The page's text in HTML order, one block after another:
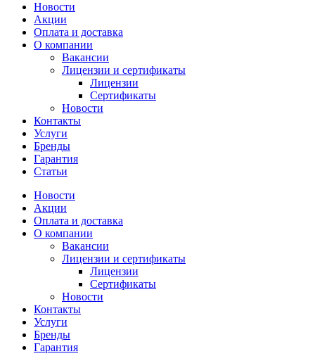
Новости
Акции
Оплата и доставка
О компании
Вакансии
Лицензии и сертификаты
Лицензии
Сертификаты
Новости
Контакты
Услуги
Бренды
Гарантия
Статьи
Новости
Акции
Оплата и доставка
О компании
Вакансии
Лицензии и сертификаты
Лицензии
Сертификаты
Новости
Контакты
Услуги
Бренды
Гарантия